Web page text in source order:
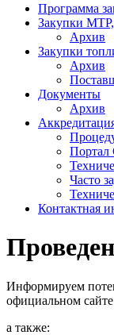
Программа
Закупки МТР,
Архив
Закупки
Архив
Документы
Архив
Часто
Контактная
Информируем
официальном
а также: